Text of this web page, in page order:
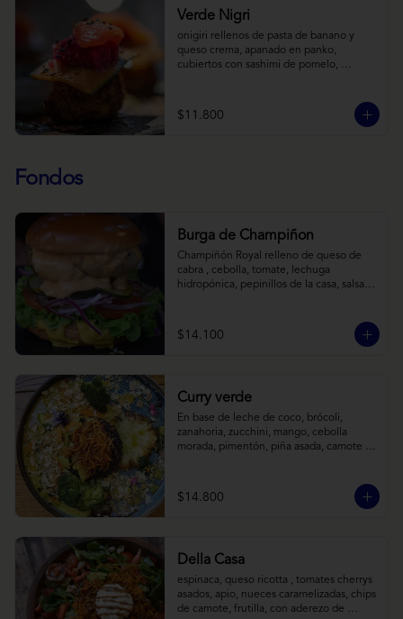
Verde Nigri
onigiri rellenos de pasta de banano y
queso crema, apanado en panko,
cubiertos con sashimi de pomelo,
de crema de coco con wasabi y tierra de
cochayuyo.
$11.800
Fondos
Burga de Champiñon
Champiñón Royal relleno de queso de
cabra , cebolla, tomate, lechuga
hidropónica, pepinillos de la casa, salsa
$14.100
Curry verde
En base de leche de coco, brócoli,
zanahoria, zucchini, mango, cebolla
morada, pimentón, piña asada, camote
$14.800
Della Casa
espinaca, queso ricotta , tomates cherrys
asados, apio, nueces caramelizadas, chips
de camote, frutilla, con aderezo de